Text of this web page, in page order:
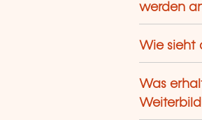
werden
Wie sieht
Was